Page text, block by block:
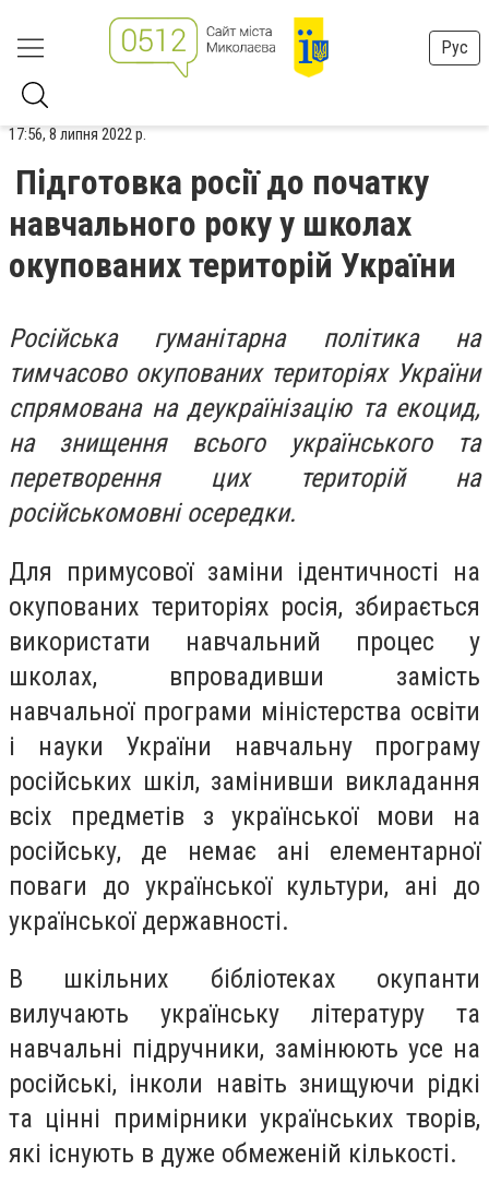
Рус
17:56, 8 липня 2022 р.
Підготовка росії до початку
навчального року у школах
окупованих територій України
Російська гуманітарна політика на
тимчасово окупованих територіях України
спрямована на деукраїнізацію та екоцид,
на знищення всього українського та
перетворення цих територій на
російськомовні осередки.
Для примусової заміни ідентичності на
окупованих територіях росія, збирається
використати навчальний процес у
школах, впровадивши замість
навчальної програми міністерства освіти
і науки України навчальну програму
російських шкіл, замінивши викладання
всіх предметів з української мови на
російську, де немає ані елементарної
поваги до української культури, ані до
української державності.
В шкільних бібліотеках окупанти
вилучають українську літературу та
навчальні підручники, замінюють усе на
російські, інколи навіть знищуючи рідкі
та цінні примірники українських творів,
які існують в дуже обмеженій кількості.